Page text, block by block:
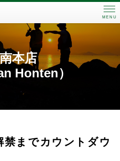
MENU
本店
Honten）
禁までカウントダウ